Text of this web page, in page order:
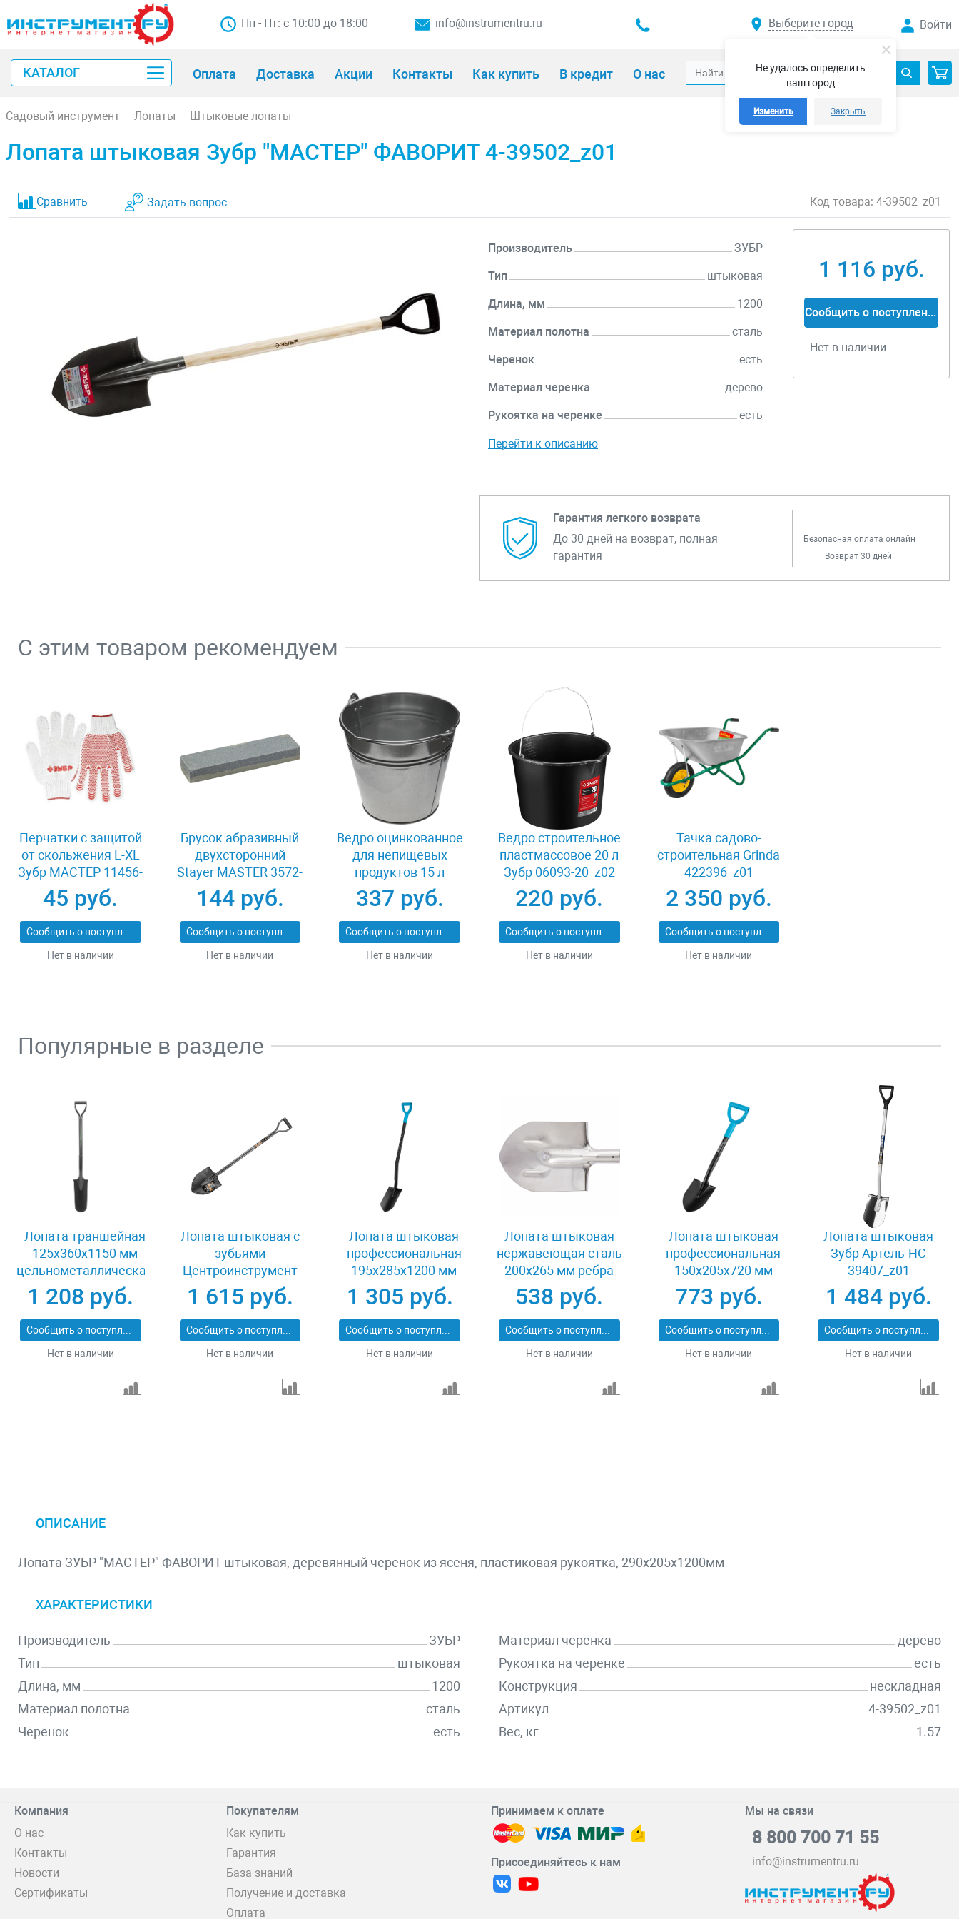
Не удалось определить
ваш город
Изменить Закрыть
Пн - Пт: с 10:00 до 18:00 info@instrumentru.ru Выберите город Войти
КАТАЛОГ Оплата Доставка Акции Контакты Как купить В кредит О нас
Садовый инструмент Лопаты Штыковые лопаты
Лопата штыковая Зубр "МАСТЕР" ФАВОРИТ 4-39502_z01
Сравнить Задать вопрос Код товара: 4-39502_z01
Производитель ЗУБР
Тип штыковая
Длина, мм 1200
Материал полотна сталь
Черенок есть
Материал черенка дерево
Рукоятка на черенке есть
Перейти к описанию
1 116 руб.
Сообщить о поступлении
Нет в наличии
Гарантия легкого возврата
До 30 дней на возврат, полная
гарантия
Безопасная оплата онлайн
Возврат 30 дней
С этим товаром рекомендуем
Перчатки с защитой
от скольжения L-XL
Зубр МAСTEP 11456-
45 руб.
Сообщить о поступлении
Нет в наличии
Брусок абразивный
двухсторонний
Stayer MASTER 3572-
144 руб.
Сообщить о поступлении
Нет в наличии
Ведро оцинкованное
для непищевых
продуктов 15 л
Россия 39300-15
337 руб.
Сообщить о поступлении
Нет в наличии
Ведро строительное
пластмассовое 20 л
Зубр 06093-20_z02
220 руб.
Сообщить о поступлении
Нет в наличии
Тачка садово-
строительная Grinda
422396_z01
2 350 руб.
Сообщить о поступлении
Нет в наличии
Популярные в разделе
Лопата траншейная
125х360х1150 мм
цельнометаллическая
Сибртех 61474
1 208 руб.
Сообщить о поступлении
Нет в наличии
Лопата штыковая с
зубьями
Центроинструмент
Кузбасс 1545
1 615 руб.
Сообщить о поступлении
Нет в наличии
Лопата штыковая
профессиональная
195х285х1200 мм
цельнометаллическая
LUXE Palisad 61371
1 305 руб.
Сообщить о поступлении
Нет в наличии
Лопата штыковая
нержавеющая сталь
200х265 мм ребра
жесткости без
черенка Россия
Сибртех 614375
538 руб.
Сообщить о поступлении
Нет в наличии
Лопата штыковая
профессиональная
150х205х720 мм
цельнометаллическая
LUXE Palisad 61370
773 руб.
Сообщить о поступлении
Нет в наличии
Лопата штыковая
Зубр Артель-НС
39407_z01
1 484 руб.
Сообщить о поступлении
Нет в наличии
ОПИСАНИЕ
Лопата ЗУБР "МАСТЕР" ФАВОРИТ штыковая, деревянный черенок из ясеня, пластиковая рукоятка, 290х205х1200мм
ХАРАКТЕРИСТИКИ
Производитель
ЗУБР
Тип
штыковая
Длина, мм
1200
Материал полотна
сталь
Черенок
есть
Материал черенка
дерево
Рукоятка на черенке
есть
Конструкция
нескладная
Артикул
4-39502_z01
Вес, кг
1.57
Компания
О нас
Контакты
Новости
Сертификаты
Покупателям
Как купить
Гарантия
База знаний
Получение и доставка
Оплата
Принимаем к оплате
Присоединяйтесь к нам
Мы на связи
8 800 700 71 55
info@instrumentru.ru